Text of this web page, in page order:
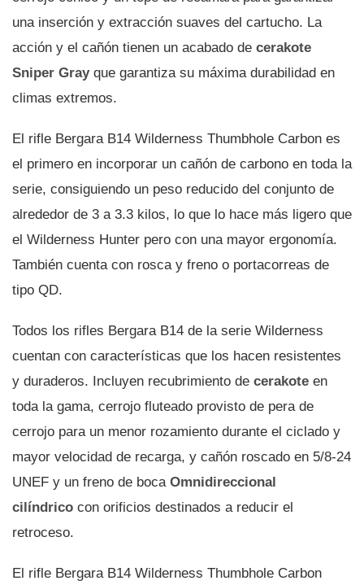
una inserción y extracción suaves del cartucho. La
acción y el cañón tienen un acabado de cerakote
Sniper Grayque garantiza su máxima durabilidad en
climas extremos.
El rifle Bergara B14 Wilderness Thumbhole Carbon es
el primero en incorporar un cañón de carbono en toda la
serie, consiguiendo un peso reducido del conjunto de
alrededor de 3 a 3.3 kilos, lo que lo hace más ligero que
el Wilderness Hunter pero con una mayor ergonomía.
También cuenta con rosca y freno o portacorreas de
tipo QD.
Todos los rifles Bergara B14 de la serie Wilderness
cuentan con características que los hacen resistentes
y duraderos. Incluyen recubrimiento de cerakote en
toda la gama, cerrojo fluteado provisto de pera de
cerrojo para un menor rozamiento durante el ciclado y
mayor velocidad de recarga, y cañón roscado en 5/8-24
UNEF y un freno de boca Omnidireccional
cilíndrico con orificios destinados a reducir el
retroceso.
El rifle Bergara B14 Wilderness Thumbhole Carbon